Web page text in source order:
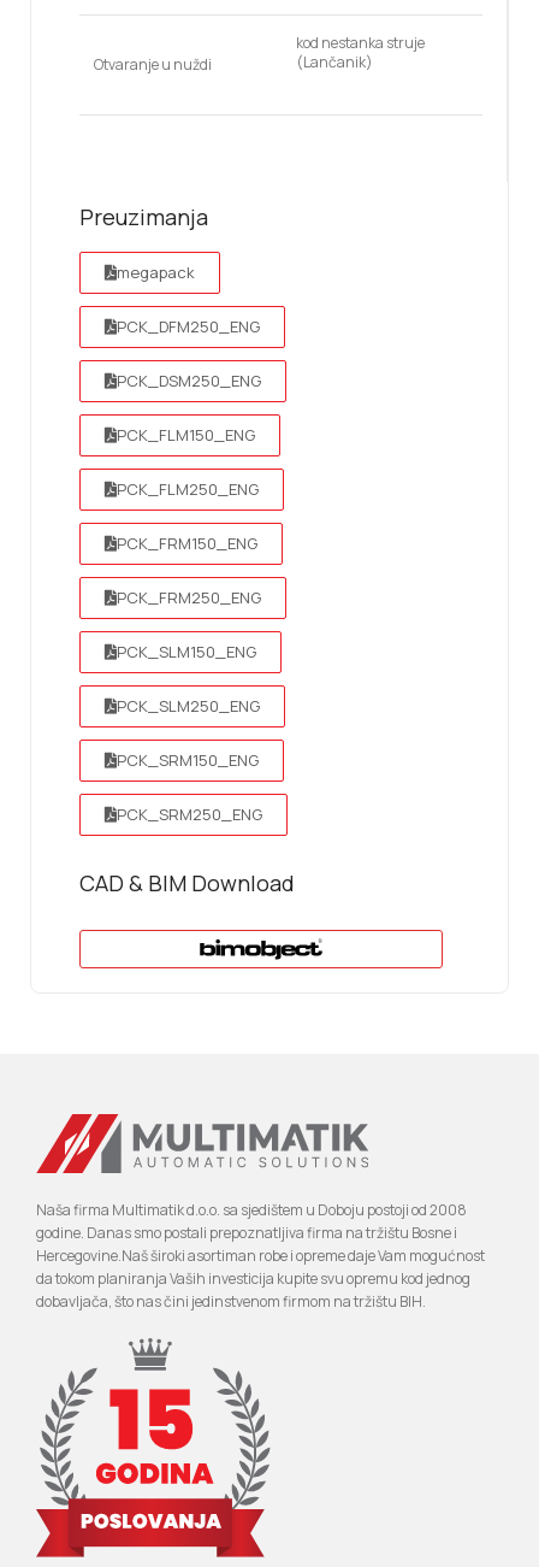
Otvaranje u nuždi
kod nestanka struje
(Lančanik)
Preuzimanja
megapack
PCK_DFM250_ENG
PCK_DSM250_ENG
PCK_FLM150_ENG
PCK_FLM250_ENG
PCK_FRM150_ENG
PCK_FRM250_ENG
PCK_SLM150_ENG
PCK_SLM250_ENG
PCK_SRM150_ENG
PCK_SRM250_ENG
CAD & BIM Download
Naša firma Multimatik d.o.o. sa sjedištem u Doboju postoji od 2008
godine. Danas smo postali prepoznatljiva firma na tržištu Bosne i
Hercegovine.Naš široki asortiman robe i opreme daje Vam mogućnost
da tokom planiranja Vaših investicija kupite svu opremu kod jednog
dobavljača, što nas čini jedinstvenom firmom na tržištu BIH.